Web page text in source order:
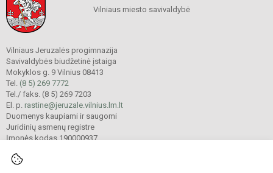
Vilniaus miesto savivaldybė
Vilniaus Jeruzalės progimnazija
Savivaldybės biudžetinė įstaiga
Mokyklos g. 9 Vilnius 08413
Tel. (8 5) 269 7772
Tel./ faks. (8 5) 269 7203
El. p. rastine@jeruzale.vilnius.lm.lt
Duomenys kaupiami ir saugomi
Juridinių asmenų registre
Įmonės kodas 190000937